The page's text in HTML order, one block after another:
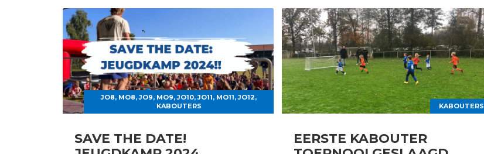
JO8, MO8,JO9, MO9,JO10,JO11, MO11,JO12,
KABOUTERS
SAVE THE DATE!
KABOUTERS
EERSTE KABOUTER